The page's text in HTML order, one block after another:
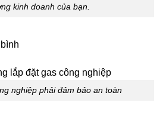
kinh doanh của bạn.
nghiệp phải đảm bảo an toàn